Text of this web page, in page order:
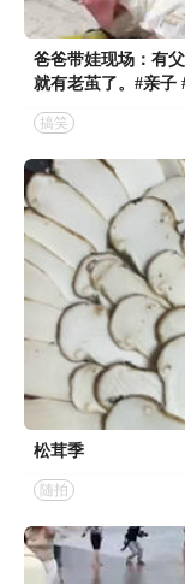
爸爸带娃现场：有
就有老茧了。#亲子
搞笑
松茸季
随拍